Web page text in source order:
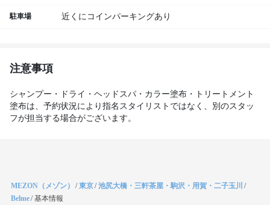
駐車場 近くにコインパーキングあり
注意事項
シャンプー・ドライ・ヘッドスパ・カラー塗布・トリートメント
塗布は、予約状況により指名スタイリストではなく、別のスタッ
フが担当する場合がございます。
MEZON（メゾン） /東京/池尻大橋・三軒茶屋・駒沢・用賀・二子玉川 /
Belme/基本情報